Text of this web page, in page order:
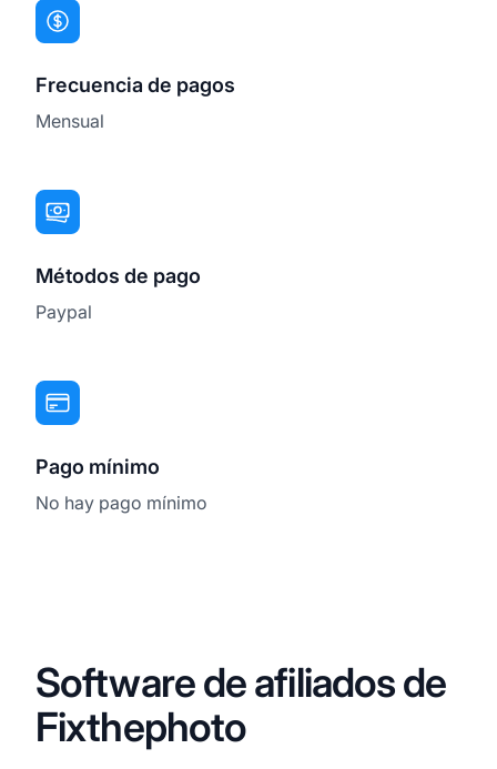
Frecuencia de pagos
Mensual
Métodos de pago
Paypal
Pago mínimo
No hay pago mínimo
Software de afiliados de
Fixthephoto